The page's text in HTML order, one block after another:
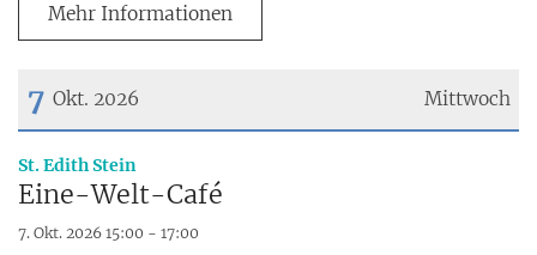
Mehr Informationen
Mittwoch
7 Okt. 2026
Datum: 7. Oktober 2026
St. Edith Stein
Eine-Welt-Café
7. Okt. 2026 15:00 - 17:00